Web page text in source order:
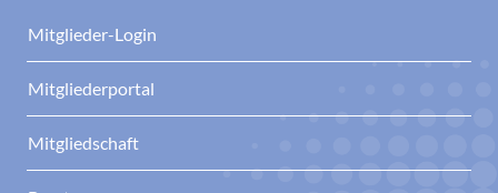
Mitglieder-Login
Mitgliederportal
Mitgliedschaft